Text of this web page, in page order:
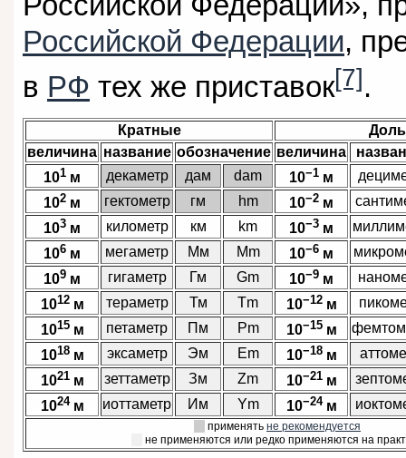
Российской Федерации,
в РФ тех же приставок[7].
Кратные
величина название обозначение величина
101 м декаметр дам dam 10−1 м
102 м гектометр гм hm 10−2 м
103 м километр км km 10−3 м
106 м мегаметр Мм Mm 10−6 м
109 м гигаметр Гм Gm 10−9 м
1012м тераметр Тм Tm 10−12м
1015м петаметр Пм Pm 10−15м
1018м эксаметр Эм Em 10−18м
1021м зеттаметр Зм Zm 10−21м
1024м иоттаметр Им Ym 10−24м
применять не рекомендуется
не применяются или редко применяются на